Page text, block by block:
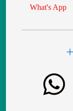
What's App